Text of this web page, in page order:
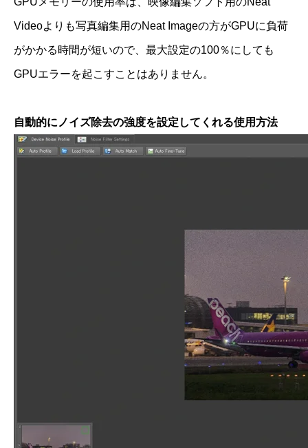
Videoよりも写真編集用のNeat Imageの方がGPUに負荷
がかかる時間が短いので、最大設定の100％にしても
GPUエラーを起こすことはありません。
自動的にノイズ除去の強度を設定してくれる使用方法